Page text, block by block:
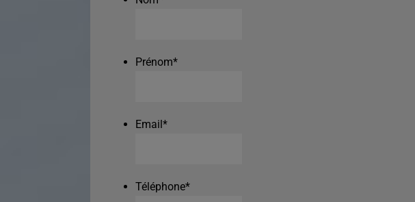
Prénom*
Email*
Téléphone*